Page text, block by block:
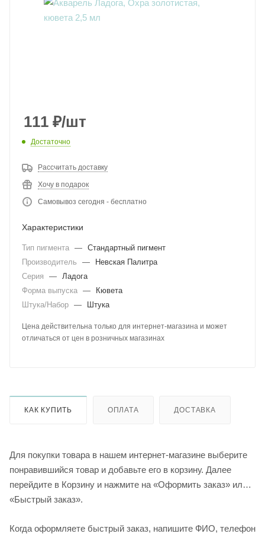
111 ₽/шт
Достаточно
Рассчитать доставку
Хочу в подарок
Самовывоз сегодня - бесплатно
Характеристики
Тип пигмента — Стандартный пигмент
Производитель
—
Невская Палитра
Серия
—
Ладога
Форма выпуска —
Кювета
Штука/Набор — Штука
Цена действительна только для интернет-магазина и может
отличаться от цен в розничных магазинах
КАК КУПИТЬ ОПЛАТА ДОСТАВКА
Для покупки товара в нашем интернет-магазине выберите
понравившийся товар и добавьте его в корзину. Далее
перейдите в Корзину и нажмите на «Оформить заказ» или
«Быстрый заказ».
Когда оформляете быстрый заказ, напишите ФИО, телефон